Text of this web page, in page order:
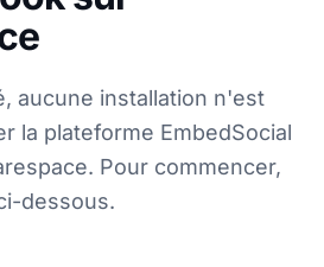
aucune installation n'est
la plateforme EmbedSocial
Pour commencer,
dessous.